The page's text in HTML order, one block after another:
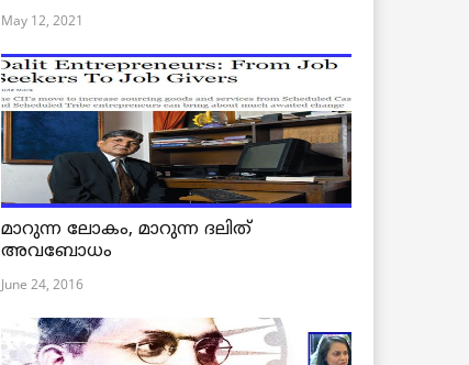
May 12, 2021
മാറുന്ന ലോകം, മാറുന്ന ദലിത്
അവബോധം
June 24, 2016